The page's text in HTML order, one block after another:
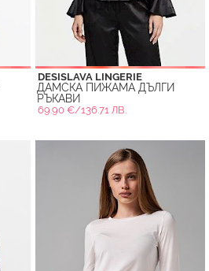
DESISLAVA LINGERIE
ДАМСКА ПИЖАМА ДЪЛГИ
РЪКАВИ
69.90 €/136.71 ЛВ.